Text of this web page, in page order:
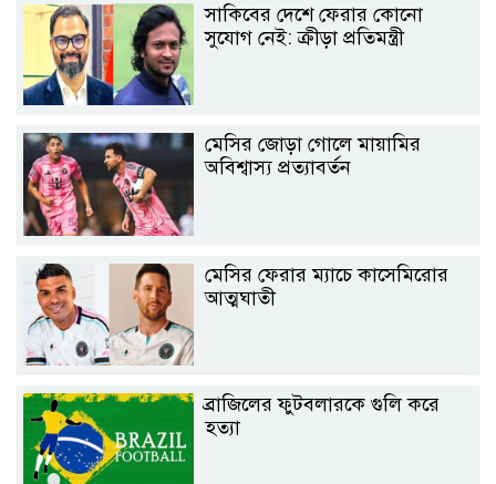
সাকিবের দেশে ফেরার কোনো
সুযোগ নেই: ক্রীড়া প্রতিমন্ত্রী
মেসির জোড়া গোলে মায়ামির
অবিশ্বাস্য প্রত্যাবর্তন
মেসির ফেরার ম্যাচে কাসেমিরোর
আত্মঘাতী
ব্রাজিলের ফুটবলারকে গুলি করে
হত্যা